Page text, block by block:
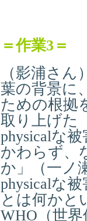
＝作業3 ＝
（影浦さ
葉の背景に
ための根拠
取り上げた
physicalな
かわらず、
か」（一ノ
physicalな
とは何かと
WHO（世